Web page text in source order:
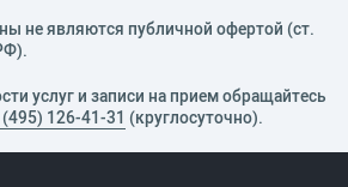
не являются публичной офертой (ст.
услуг и записи на прием обращайтесь
126-41-31 (круглосуточно).